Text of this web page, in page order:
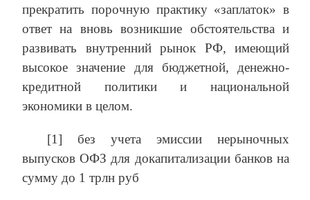
прекратить порочную практику «заплаток» в
ответ на вновь возникшие обстоятельства и
развивать внутренний рынок РФ, имеющий
высокое значение для бюджетной, денежно-
кредитной политики и национальной
экономики в целом.
[1] без учета эмиссии нерыночных
выпусков ОФЗ для докапитализации банков на
сумму до 1 трлн руб